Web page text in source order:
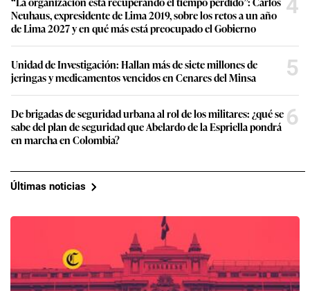
Neuhaus, expresidente de Lima 2019, sobre los retos a un año
de Lima 2027 y en qué más está preocupado el Gobierno
4
Unidad de Investigación: Hallan más de siete millones de
jeringas y medicamentos vencidos en Cenares del Minsa
5
De brigadas de seguridad urbana al rol de los militares: ¿qué se
sabe del plan de seguridad que Abelardo de la Espriella pondrá
en marcha en Colombia?
6
Últimas noticias